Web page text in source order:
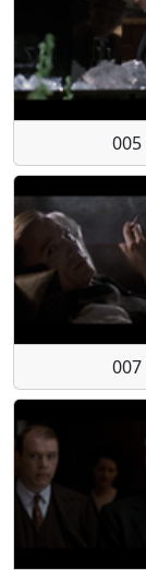
005
007